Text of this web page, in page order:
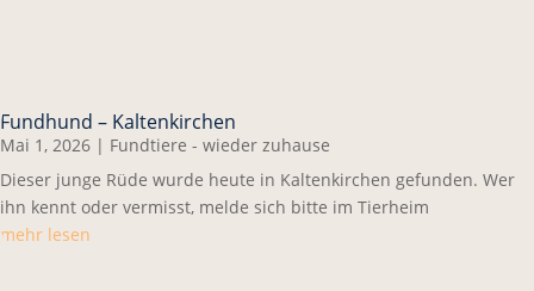
Fundhund – Kaltenkirchen
Mai 1, 2026 | Fundtiere - wieder zuhause
Dieser junge Rüde wurde heute in Kaltenkirchen gefunden. Wer
ihn kennt oder vermisst, melde sich bitte im Tierheim
mehr lesen